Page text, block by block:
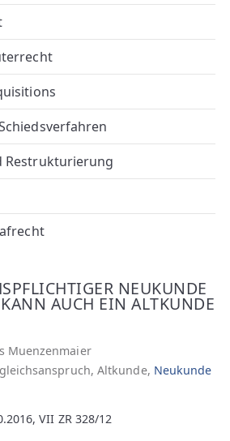
Restrukturierung
NEUKUNDE
AUCH EIN ALTKUNDE
Muenzenmaier
, Altkunde, Neukunde
VII ZR 328/12